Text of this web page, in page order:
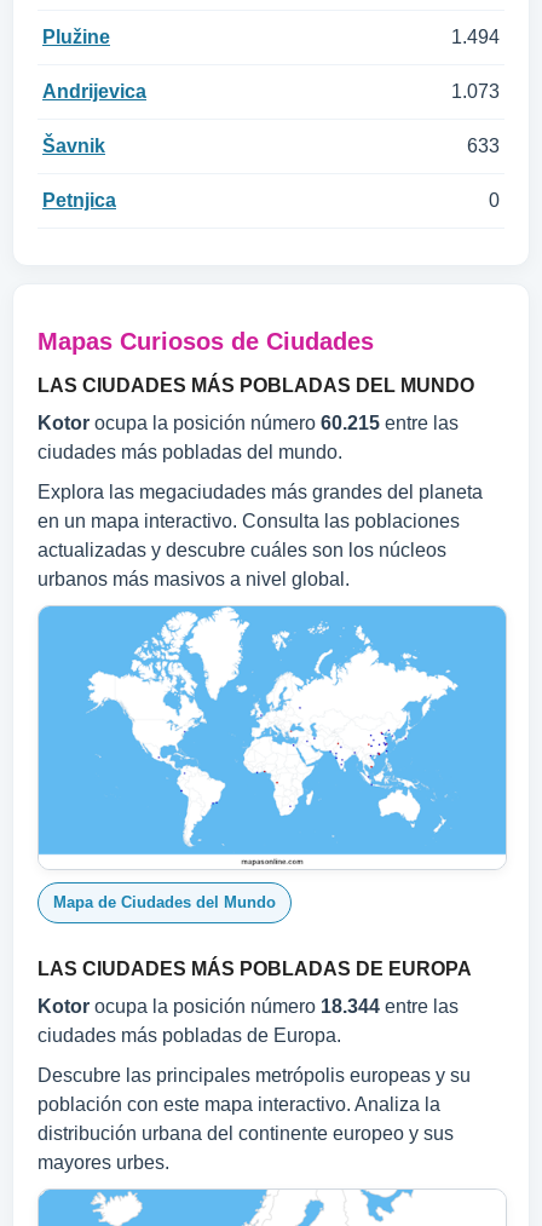
Plužine 1.494
Andrijevica 1.073
Šavnik 633
Petnjica 0
Mapas Curiosos de Ciudades
LAS CIUDADES MÁS POBLADAS DEL MUNDO
Kotor ocupa la posición número 60.215 entre las
ciudades más pobladas del mundo.
Explora las megaciudades más grandes del planeta
en un mapa interactivo. Consulta las poblaciones
actualizadas y descubre cuáles son los núcleos
urbanos más masivos a nivel global.
Mapa de Ciudades del Mundo
LAS CIUDADES MÁS POBLADAS DE EUROPA
Kotor ocupa la posición número 18.344 entre las
ciudades más pobladas de Europa.
Descubre las principales metrópolis europeas y su
población con este mapa interactivo. Analiza la
distribución urbana del continente europeo y sus
mayores urbes.